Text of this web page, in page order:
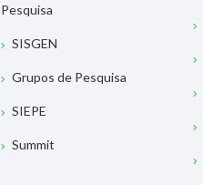
Pesquisa
SISGEN
Grupos de Pesquisa
SIEPE
Summit